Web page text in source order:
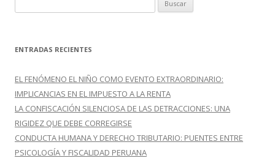
u
c
r
:
ENTRADAS RECIENTES
EL FENÓMENO EL NIÑO COMO EVENTO EXTRAORDINARIO:
IMPLICANCIAS EN EL IMPUESTO A LA RENTA
LA CONFISCACIÓN SILENCIOSA DE LAS DETRACCIONES: UNA
RIGIDEZ QUE DEBE CORREGIRSE
CONDUCTA HUMANA Y DERECHO TRIBUTARIO: PUENTES ENTRE
PSICOLOGÍA Y FISCALIDAD PERUANA